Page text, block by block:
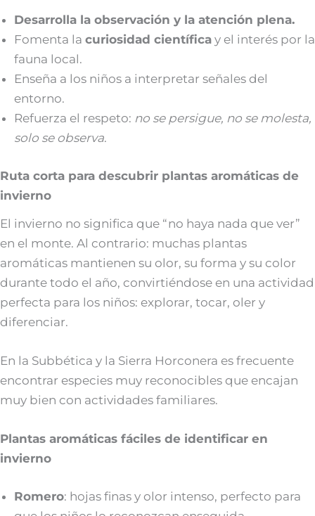
Desarrolla la observación y la atención plena.
Fomenta la curiosidad científica y el interés por la
fauna local.
Enseña a los niños a interpretar señales del
entorno.
Refuerza el respeto: no se persigue, no se molesta,
solo se observa.
Ruta corta para descubrir plantas aromáticas de
invierno
El invierno no significa que “no haya nada que ver”
en el monte. Al contrario: muchas plantas
aromáticas mantienen su olor, su forma y su color
durante todo el año, convirtiéndose en una actividad
perfecta para los niños: explorar, tocar, oler y
diferenciar.
En la Subbética y la Sierra Horconera es frecuente
encontrar especies muy reconocibles que encajan
muy bien con actividades familiares.
Plantas aromáticas fáciles de identificar en
invierno
Romero: hojas finas y olor intenso, perfecto para